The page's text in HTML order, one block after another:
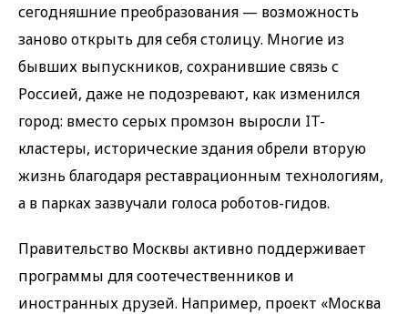
сегодняшние преобразования — возможность
заново открыть для себя столицу. Многие из
бывших выпускников, сохранившие связь с
Россией, даже не подозревают, как изменился
город: вместо серых промзон выросли IT-
кластеры, исторические здания обрели вторую
жизнь благодаря реставрационным технологиям,
а в парках зазвучали голоса роботов-гидов.
Правительство Москвы активно поддерживает
программы для соотечественников и
иностранных друзей. Например, проект «Москва